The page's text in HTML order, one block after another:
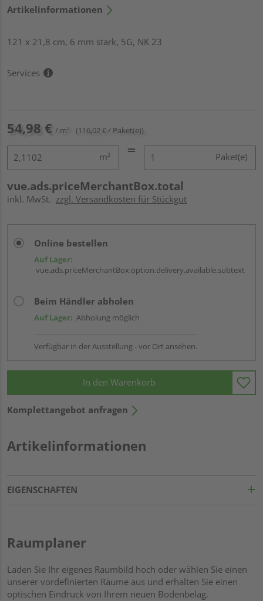
Artikelinformationen
121 x 21,8 cm, 6 mm stark, 5G, NK 23
Services
54,98 € / m² (116,02 € / Paket(e))
m² Paket(e)
vue.ads.priceMerchantBox.total
inkl. MwSt. zzgl. Versandkosten für Stückgut
Online bestellen
Auf Lager:
vue.ads.priceMerchantBox.option.delivery.available.subtext
Beim Händler abholen
Auf Lager: Abholung möglich
Verfügbar in der Ausstellung - vor Ort ansehen.
In den Warenkorb
Komplettangebot anfragen
Artikelinformationen
EIGENSCHAFTEN
Raumplaner
Laden Sie Ihr eigenes Raumbild hoch oder wählen Sie einen
unserer vordefinierten Räume aus und erhalten Sie einen
optischen Eindruck von Ihrem neuen Bodenbelag.